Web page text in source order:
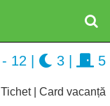
Tichet | Card vacanță
12 3 5